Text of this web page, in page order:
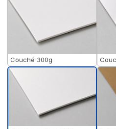
Couché 300g